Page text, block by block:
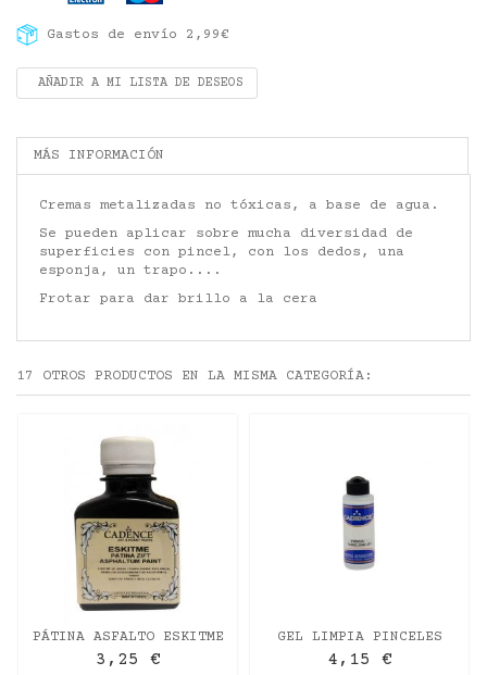
Gastos de envío 2,99€
AÑADIR A MI LISTA DE DESEOS
MÁS INFORMACIÓN
Cremas metalizadas no tóxicas, a base de agua.
Se pueden aplicar sobre mucha diversidad de
superficies con pincel, con los dedos, una
esponja, un trapo....
Frotar para dar brillo a la cera
17 OTROS PRODUCTOS EN LA MISMA CATEGORÍA:
PÁTINA ASFALTO ESKITME
DE CADENCE
3,25 €
GEL LIMPIA PINCELES
CADENCE 120ML
4,15 €